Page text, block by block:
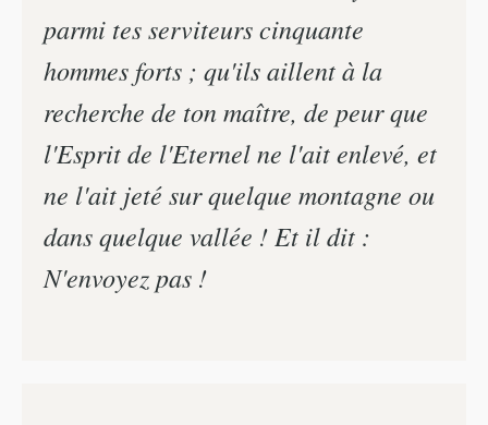
parmi tes serviteurs cinquante
hommes forts ; qu'ils aillent à la
recherche de ton maître, de peur que
l'Esprit de l'Eternel ne l'ait enlevé, et
ne l'ait jeté sur quelque montagne ou
dans quelque vallée ! Et il dit :
N'envoyez pas !